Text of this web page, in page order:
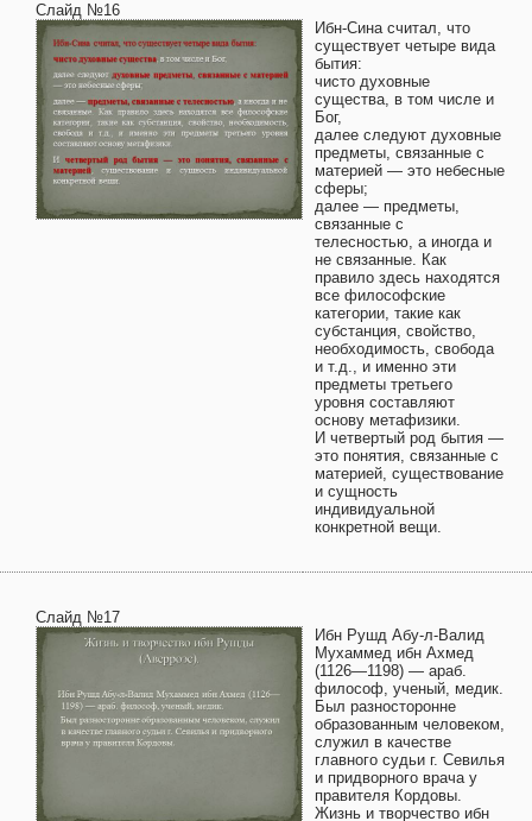
Слайд №16
Ибн-Сина считал, что
существует четыре вида
бытия:
чисто духовные
существа, в том числе и
Бог,
далее следуют духовные
предметы, связанные с
материей — это небесные
сферы;
далее — предметы,
связанные с
телесностью, а иногда и
не связанные. Как
правило здесь находятся
все философские
категории, такие как
субстанция, свойство,
необходимость, свобода
и т.д., и именно эти
предметы третьего
уровня составляют
основу метафизики.
И четвертый род бытия —
это понятия, связанные с
материей, существование
и сущность
индивидуальной
конкретной вещи.
Слайд №17
Ибн Рушд Абу-л-Валид
Мухаммед ибн Ахмед
(1126—1198) — араб.
философ, ученый, медик.
Был разносторонне
образованным человеком,
служил в качестве
главного судьи г. Севилья
и придворного врача у
правителя Кордовы.
Жизнь и творчество ибн